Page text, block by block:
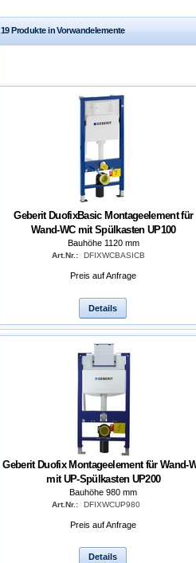
19 Produkte in Vorwandelemente
Geberit DuofixBasic Montageelement für
Wand-WC mit Spülkasten UP100
Bauhöhe 1120 mm
Art.Nr.: DFIXWCBASICB
Preis auf Anfrage
Details
Geberit Duofix Montageelement für Wand-
mit UP-Spülkasten UP200
Bauhöhe 980 mm
Art.Nr.: DFIXWCUP980
Preis auf Anfrage
Details